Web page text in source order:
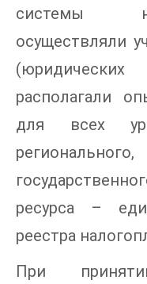
системы
осуществляли
располагали
для всех
ресурса –
реестра
При